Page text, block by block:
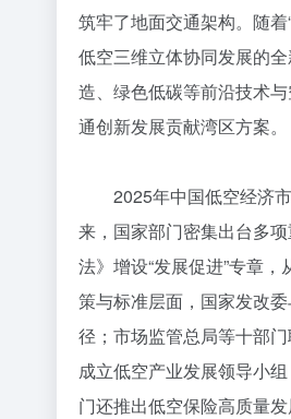
筑牢了地面交通架构。随
低空三维立体协同发展的
造、绿色低碳等前沿技术
通创新发展贡献湾区方案。
2025年中国低空经济市
来，国家部门密集出台多
法》增设“发展促进”专章
策与标准层面，国家发改
径；市场监管总局等十部
成立低空产业发展领导小
门还推出低空保险高质量